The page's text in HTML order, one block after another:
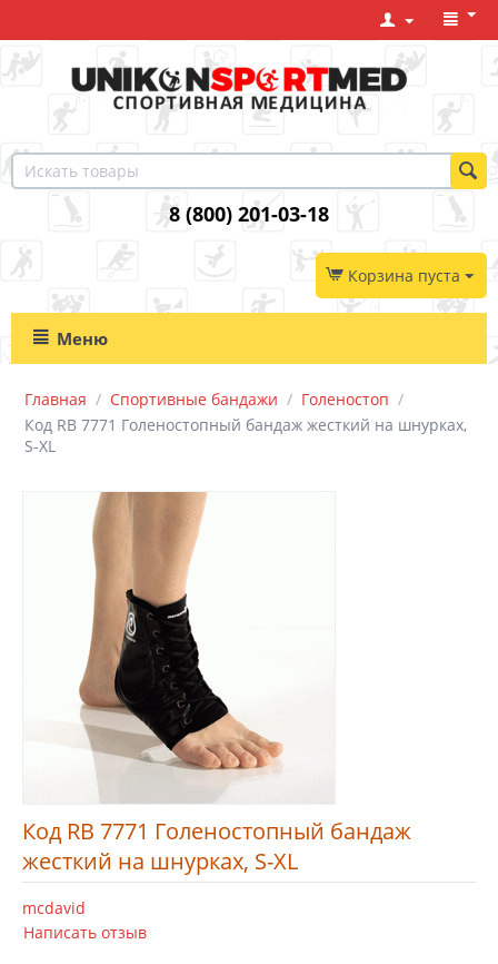
8 (800) 201-03-18
Корзина пуста
Меню
Главная / Спортивные бандажи / Голеностоп /
Код RB 7771 Голеностопный бандаж жесткий на шнурках,
S-XL
Код RB 7771 Голеностопный бандаж
жесткий на шнурках, S-XL
mcdavid
Написать отзыв